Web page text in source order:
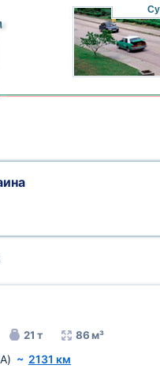
21 т 86 м³
~ 2131 км